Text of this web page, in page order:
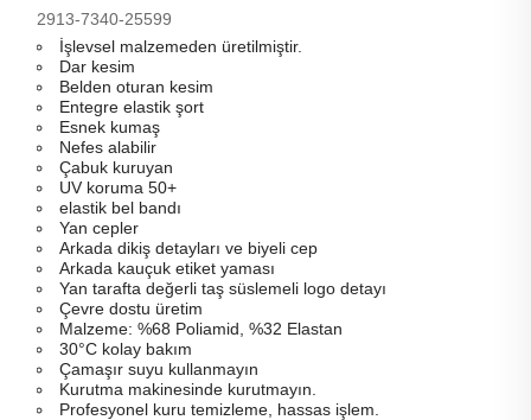
2913-7340-25599
İşlevsel malzemeden üretilmiştir.
Dar kesim
Belden oturan kesim
Entegre elastik şort
Esnek kumaş
Nefes alabilir
Çabuk kuruyan
UV koruma 50+
elastik bel bandı
Yan cepler
Arkada dikiş detayları ve biyeli cep
Arkada kauçuk etiket yaması
Yan tarafta değerli taş süslemeli logo detayı
Çevre dostu üretim
Malzeme: %68 Poliamid, %32 Elastan
30°C kolay bakım
Çamaşır suyu kullanmayın
Kurutma makinesinde kurutmayın.
Profesyonel kuru temizleme, hassas işlem.